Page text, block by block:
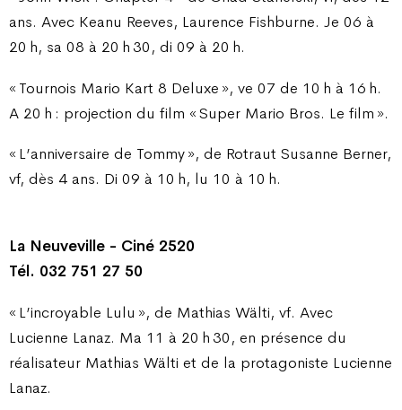
ans. Avec Keanu Reeves, Laurence Fishburne. Je 06 à
20 h, sa 08 à 20 h 30, di 09 à 20 h.
« Tournois Mario Kart 8 Deluxe », ve 07 de 10 h à 16 h.
A 20 h : projection du film « Super Mario Bros. Le film ».
« L’anniversaire de Tommy », de Rotraut Susanne Berner,
vf, dès 4 ans. Di 09 à 10 h, lu 10 à 10 h.
La Neuveville - Ciné 2520
Tél. 032 751 27 50
« L’incroyable Lulu », de Mathias Wälti, vf. Avec
Lucienne Lanaz. Ma 11 à 20 h 30, en présence du
réalisateur Mathias Wälti et de la protagoniste Lucienne
Lanaz.